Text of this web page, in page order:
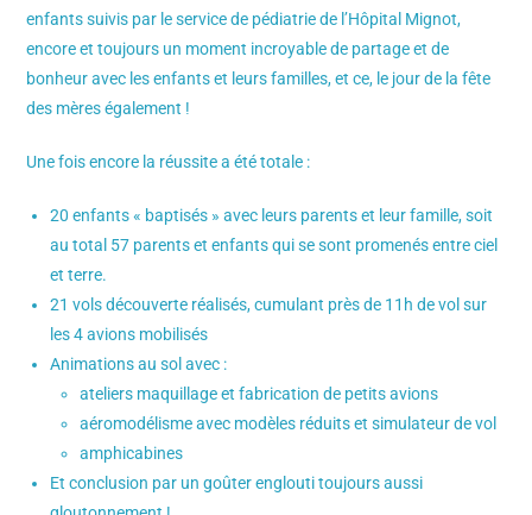
enfants suivis par le service de pédiatrie de l’Hôpital Mignot,
encore et toujours un moment incroyable de partage et de
bonheur avec les enfants et leurs familles, et ce, le jour de la fête
des mères également !
Une fois encore la réussite a été totale :
20 enfants « baptisés » avec leurs parents et leur famille, soit
au total 57 parents et enfants qui se sont promenés entre ciel
et terre.
21 vols découverte réalisés, cumulant près de 11h de vol sur
les 4 avions mobilisés
Animations au sol avec :
ateliers maquillage et fabrication de petits avions
aéromodélisme avec modèles réduits et simulateur de vol
amphicabines
Et conclusion par un goûter englouti toujours aussi